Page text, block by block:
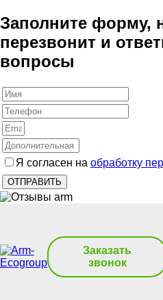
Заполните форму,
перезвонит и
вопросы
Я согласен на обработку
Заказать
звонок